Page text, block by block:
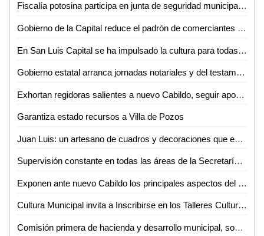
Fiscalía potosina participa en junta de seguridad municipal de Mexquitic de Carmona
Gobierno de la Capital reduce el padrón de comerciantes para venta de artículos patrios en el Centro Histórico
En San Luis Capital se ha impulsado la cultura para todas y todos
Gobierno estatal arranca jornadas notariales y del testamento 2024
Exhortan regidoras salientes a nuevo Cabildo, seguir apoyando las acciones del Ayuntamiento e Interapas para enfrentar la crisis del agua
Garantiza estado recursos a Villa de Pozos
Juan Luis: un artesano de cuadros y decoraciones que embellece hogares en Ciudad Valles
Supervisión constante en todas las áreas de la Secretaría Estatal de Seguridad
Exponen ante nuevo Cabildo los principales aspectos del desarrollo urbano de la Capital
Cultura Municipal invita a Inscribirse en los Talleres Culturales de la Temporada
Comisión primera de hacienda y desarrollo municipal, sostiene reunión con funcionarios del ayuntamiento de la capital, Sefin y de Villa de Pozos